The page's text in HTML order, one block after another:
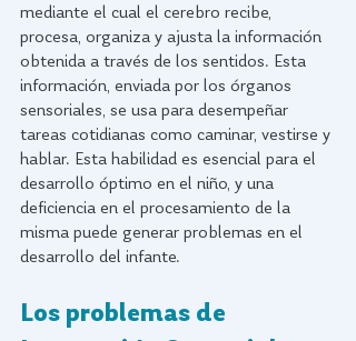
mediante el cual el cerebro recibe,
procesa, organiza y ajusta la información
obtenida a través de los sentidos. Esta
información, enviada por los órganos
sensoriales, se usa para desempeñar
tareas cotidianas como caminar, vestirse y
hablar. Esta habilidad es esencial para el
desarrollo óptimo en el niño, y una
deficiencia en el procesamiento de la
misma puede generar problemas en el
desarrollo del infante.
Los problemas de